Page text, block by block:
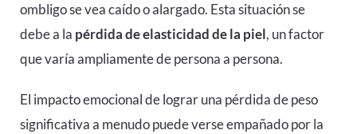
ombligo se vea caído o alargado. Esta situación se
debe a la pérdida de elasticidad de la piel, un factor
que varía ampliamente de persona a persona.
El impacto emocional de lograr una pérdida de peso
significativa a menudo puede verse empañado por la